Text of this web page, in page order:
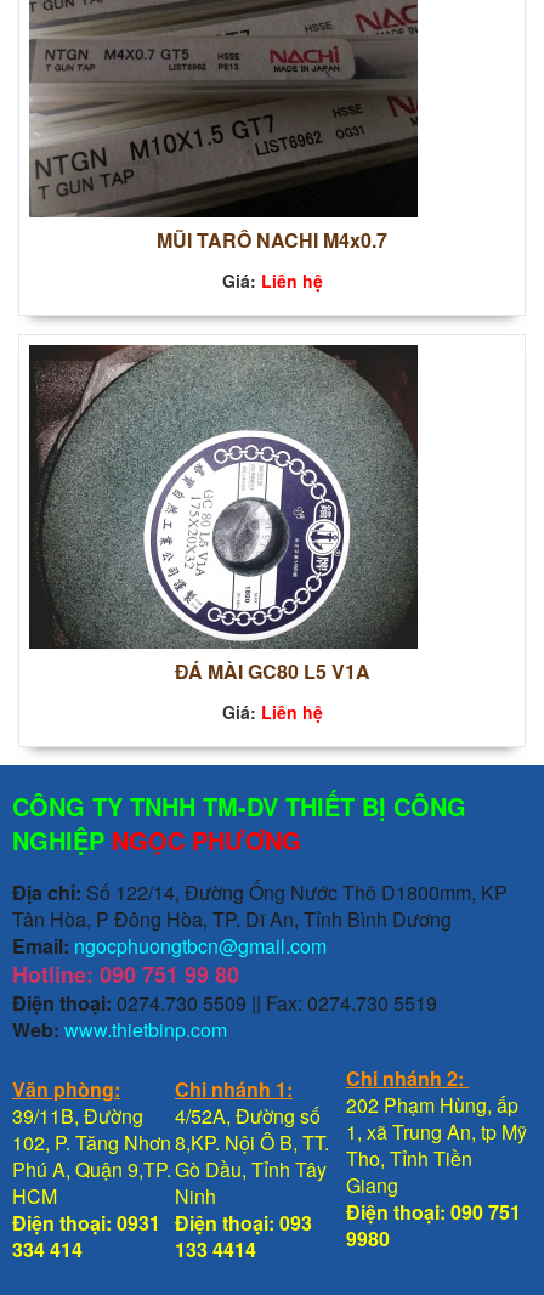
MŨI TARÔ NACHI M4x0.7
Giá: Liên hệ
ĐÁ MÀI GC80 L5 V1A
Giá: Liên hệ
CÔNG TY TNHH TM-DV THIẾT BỊ CÔNG
NGHIỆP NGỌC PHƯƠNG
Địa chỉ: Số 122/14, Đường Ống Nước Thô D1800mm, KP
Tân Hòa, P Đông Hòa, TP. Dĩ An, Tỉnh Bình Dương
Email: ngocphuongtbcn@gmail.com
Hotline: 090 751 99 80
Điện thoại: 0274.730 5509 || Fax: 0274.730 5519
Web: www.thietbinp.com
Văn phòng:
39/11B, Đường
102, P. Tăng Nhơn
Phú A, Quận 9,TP.
HCM
Điện thoại: 0931
334 414
Chi nhánh 1:
4/52A, Đường số
8,KP. Nội Ô B, TT.
Gò Dầu, Tỉnh Tây
Ninh
Điện thoại: 093
133 4414
Chi nhánh 2:
202 Phạm Hùng, ấp
1, xã Trung An, tp Mỹ
Tho, Tỉnh Tiền
Giang
Điện thoại: 090 751
9980